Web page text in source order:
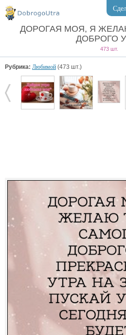
ДОРОГАЯ МОЯ, Я
ДОБРОГО
473 шт.
Рубрика: Любимой (473 шт.)